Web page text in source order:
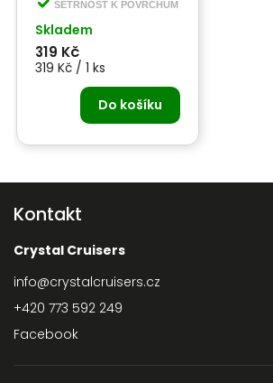
ŠETRNOST K POVRCHŮM
Skladem
319 Kč
319 Kč / 1 ks
Do košíku
Kontakt
Crystal Cruisers
info@crystalcruisers.cz
+420 773 592 249
Facebook